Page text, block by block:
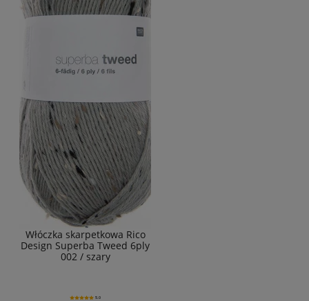
Włóczka skarpetkowa Rico
Design Superba Tweed 6ply
002 / szary
5.0